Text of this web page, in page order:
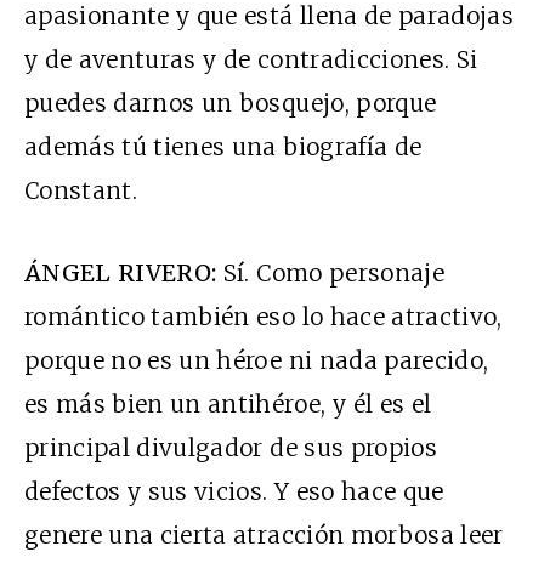
apasionante y que está llena de paradojas
y de aventuras y de contradicciones. Si
puedes darnos un bosquejo, porque
además tú tienes una biografía de
Constant.
ÁNGEL RIVERO: Sí. Como personaje
romántico también eso lo hace atractivo,
porque no es un héroe ni nada parecido,
es más bien un antihéroe, y él es el
principal divulgador de sus propios
defectos y sus vicios. Y eso hace que
genere una cierta atracción morbosa leer